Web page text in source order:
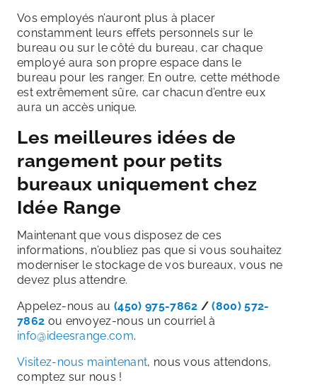
Vos employés n’auront plus à placer
constamment leurs effets personnels sur le
bureau ou sur le côté du bureau, car chaque
employé aura son propre espace dans le
bureau pour les ranger. En outre, cette méthode
est extrêmement sûre, car chacun d’entre eux
aura un accès unique.
Les meilleures idées de
rangement pour petits
bureaux uniquement chez
Idée Range
Maintenant que vous disposez de ces
informations, n’oubliez pas que si vous souhaitez
moderniser le stockage de vos bureaux, vous ne
devez plus attendre.
Appelez-nous au(450) 975-7862 /(800) 572-
7862 ou envoyez-nous un courriel à
info@ideesrange.com.
Visitez-nous maintenant, nous vous attendons,
comptez sur nous !